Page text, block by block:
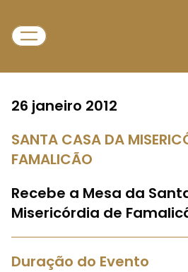
26 janeiro 2012
SANTA CASA DA
FAMALICÃO
Recebe a Mesa da
Misericórdia de
Duração do Evento